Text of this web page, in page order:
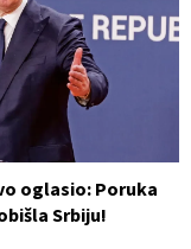
oglasio: Poruka
Srbiju!